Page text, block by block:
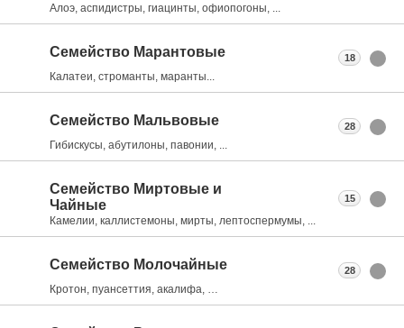
Алоэ, аспидистры, гиацинты, офиопогоны, ...
Семейство Марантовые
Калатеи, строманты, маранты...
18
Семейство Мальвовые
Гибискусы, абутилоны, павонии, ...
28
Семейство Миртовые и
Чайные
Камелии, каллистемоны, мирты, лептоспермумы, ...
15
Семейство Молочайные
Кротон, пуансеттия, акалифа, …
28